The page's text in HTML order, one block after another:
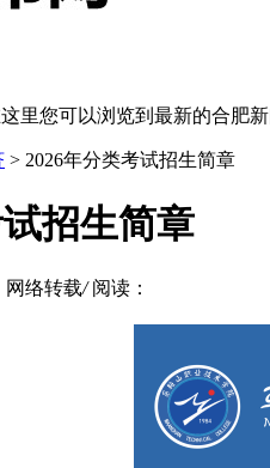
里您可以浏览到最新的合肥
> 2026年分类考试招生简章
招生简章
网络转载/ 阅读：